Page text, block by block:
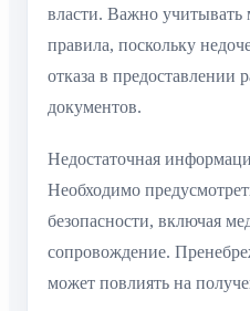
власти. Важно
правила, поскольку
отказа в предоставлении
документов.
Недостаточная
Необходимо
безопасности, включая
сопровождение.
может повлиять на